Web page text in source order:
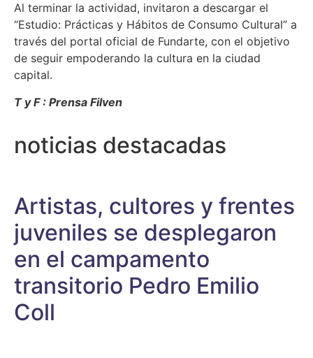
Al terminar la actividad, invitaron a descargar el
“Estudio: Prácticas y Hábitos de Consumo Cultural” a
través del portal oficial de Fundarte, con el objetivo
de seguir empoderando la cultura en la ciudad
capital.
T y F : Prensa Filven
noticias destacadas
Artistas, cultores y frentes
juveniles se desplegaron
en el campamento
transitorio Pedro Emilio
Coll